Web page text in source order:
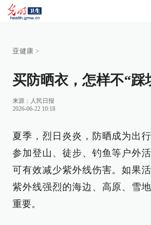
亚健康 >
买防晒衣，怎样不“踩
来源： 人民日报
2026-06-22 10:18
夏季，烈日炎炎，防晒成为出行
参加登山、徒步、钓鱼等户外
可有效减少紫外线伤害。如果
紫外线强烈的海边、高原、雪
重要。